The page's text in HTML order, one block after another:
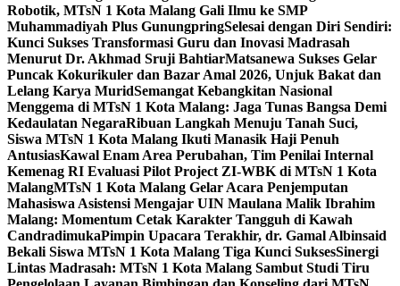
Robotik, MTsN 1 Kota Malang Gali Ilmu ke SMP
Muhammadiyah Plus GunungpringSelesai dengan Diri Sendiri:
Kunci Sukses Transformasi Guru dan Inovasi Madrasah
Menurut Dr. Akhmad Sruji BahtiarMatsanewa Sukses Gelar
Puncak Kokurikuler dan Bazar Amal 2026, Unjuk Bakat dan
Lelang Karya MuridSemangat Kebangkitan Nasional
Menggema di MTsN 1 Kota Malang: Jaga Tunas Bangsa Demi
Kedaulatan NegaraRibuan Langkah Menuju Tanah Suci,
Siswa MTsN 1 Kota Malang Ikuti Manasik Haji Penuh
AntusiasKawal Enam Area Perubahan, Tim Penilai Internal
Kemenag RI Evaluasi Pilot Project ZI-WBK di MTsN 1 Kota
MalangMTsN 1 Kota Malang Gelar Acara Penjemputan
Mahasiswa Asistensi Mengajar UIN Maulana Malik Ibrahim
Malang: Momentum Cetak Karakter Tangguh di Kawah
CandradimukaPimpin Upacara Terakhir, dr. Gamal Albinsaid
Bekali Siswa MTsN 1 Kota Malang Tiga Kunci SuksesSinergi
Lintas Madrasah: MTsN 1 Kota Malang Sambut Studi Tiru